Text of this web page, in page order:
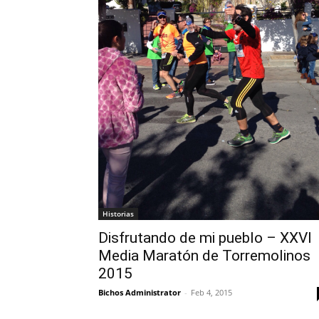
Historias
Disfrutando de mi pueblo – XXVI
Media Maratón de Torremolinos
2015
Bichos Administrator - Feb 4, 2015